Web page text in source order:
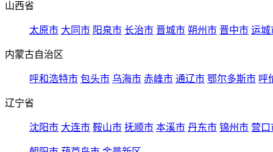
山西省
太原市 大同市 阳泉市 长治市 晋城市 朔州市 晋中市 运城
内蒙古自治区
呼和浩特市 包头市 乌海市 赤峰市 通辽市 鄂尔多斯市 呼
辽宁省
沈阳市 大连市 鞍山市 抚顺市 本溪市 丹东市 锦州市 营口